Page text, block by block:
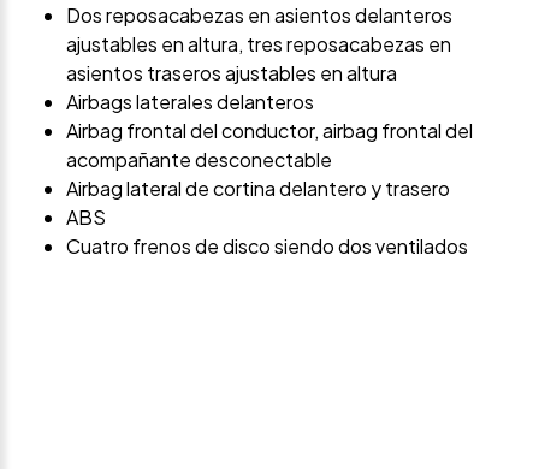
Dos reposacabezas en asientos delanteros
ajustables en altura, tres reposacabezas en
asientos traseros ajustables en altura
Airbags laterales delanteros
Airbag frontal del conductor, airbag frontal del
acompañante desconectable
Airbag lateral de cortina delantero y trasero
ABS
Cuatro frenos de disco siendo dos ventilados